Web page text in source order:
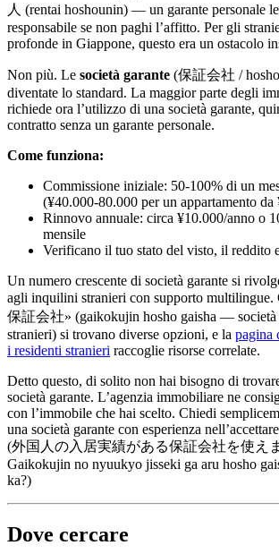
人 (rentai hoshounin) — un garante personale
responsabile se non paghi l’affitto. Per gli
profonde in Giappone, questo era un ostacolo
Non più. Le società garante (保証会社 /
diventate lo standard. La maggior parte degli
richiede ora l’utilizzo di una società garante,
contratto senza un garante personale.
Come funziona:
Commissione iniziale: 50-100% di un
(¥40.000-80.000 per un appartamento da
Rinnovo annuale: circa ¥10.000/anno o
mensile
Verificano il tuo stato del visto, il reddito
Un numero crescente di società garante si
agli inquilini stranieri con supporto multilingue.
保証会社» (gaikokujin hosho gaisha — società
stranieri) si trovano diverse opzioni, e la pagina
i residenti stranieri raccoglie risorse correlate.
Detto questo, di solito non hai bisogno di
società garante. L’agenzia immobiliare ne
con l’immobile che hai scelto. Chiedi
una società garante con esperienza
(外国人の入居実績がある保証会社を使え
Gaikokujin no nyuukyo jisseki ga aru hosho
ka?)
Dove cercare